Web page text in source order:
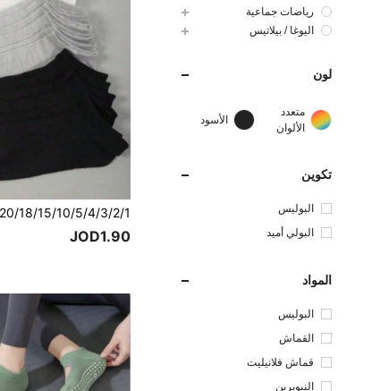
رياضات جماعية
اليوغا / بيلاتيس
لون
متعدد
الألوان
الأسود
تكوين
البوليس
البولي أميد
المواد
البوليس
القماش
قماش فلانيليت
النيوبرين
JOD1.90